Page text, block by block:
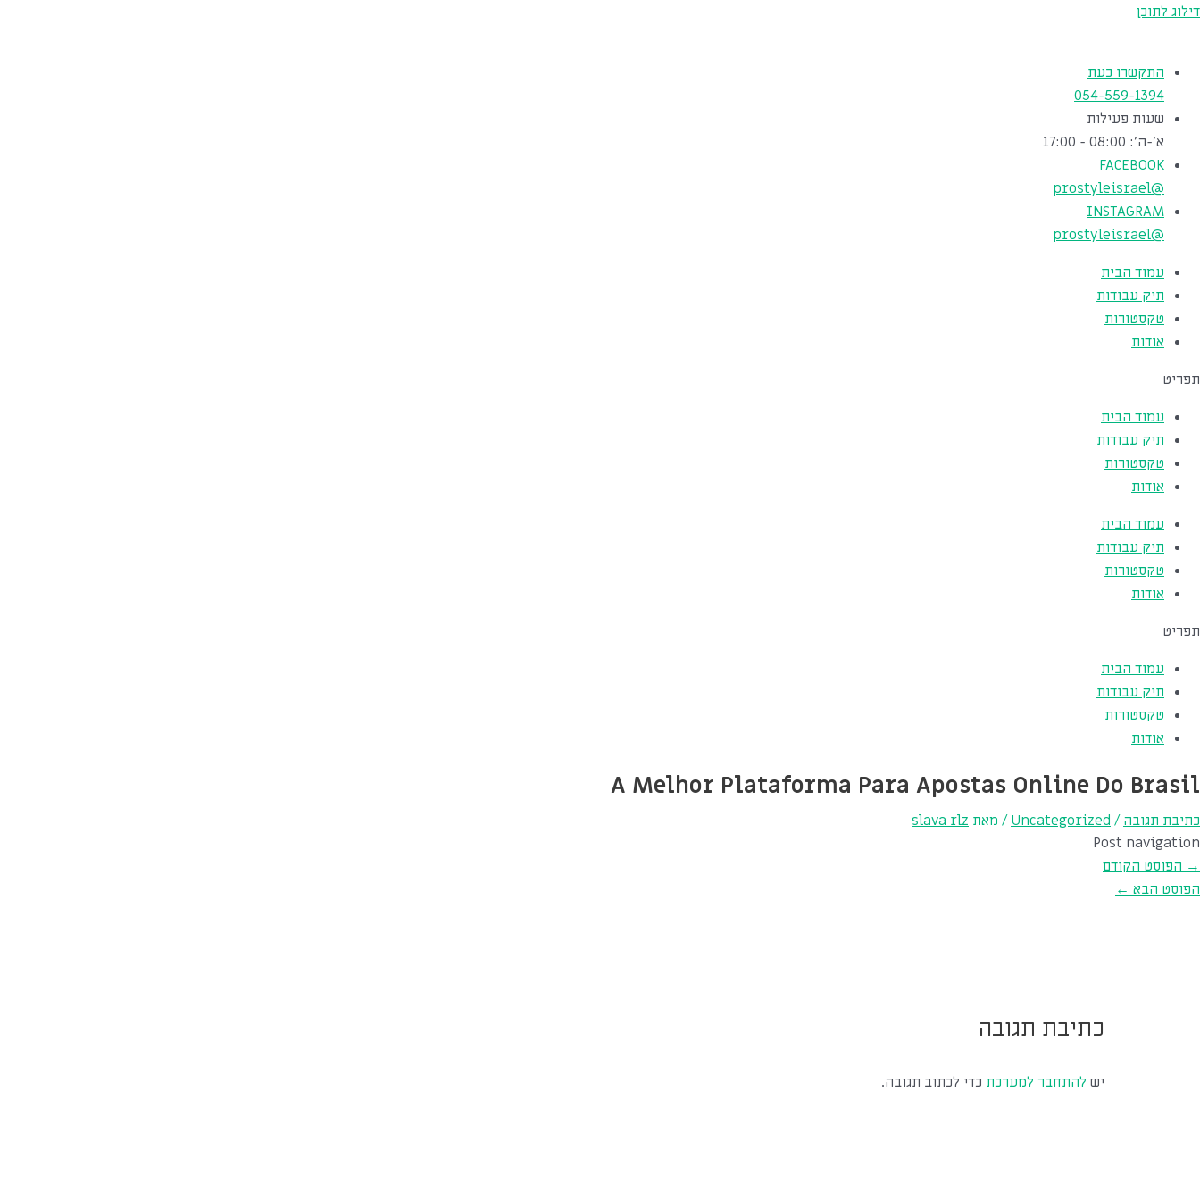
דילוג לתוכן
התקשרו כעת
054-559-1394
שעות פעילות
א'-ה': 08:00 - 17:00
FACEBOOK
@prostyleisrael
INSTAGRAM
@prostyleisrael
עמוד הבית
תיק עבודות
טקסטורות
אודות
תפריט
עמוד הבית
תיק עבודות
טקסטורות
אודות
עמוד הבית
תיק עבודות
טקסטורות
אודות
תפריט
עמוד הבית
תיק עבודות
טקסטורות
אודות
A Melhor Plataforma Para Apostas Online Do Brasil
כתיבת תגובה /
Uncategorized/ מאת slava rlz
Post navigation
→ הפוסט הקודם
הפוסט הבא ←
כתיבת תגובה
יש להתחבר למערכת כדי לכתוב תגובה.